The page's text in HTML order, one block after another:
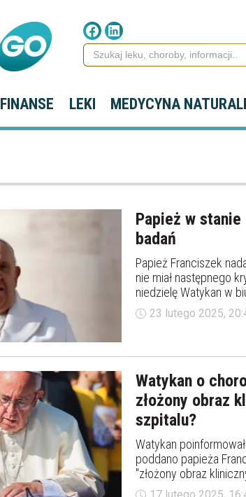
FINANSE LEKI MEDYCYNA
Papież w
badań
Papież Franciszek
nie miał następnego
niedzielę Watykan w
pobytu w szpitalu.
niewydolność nerek,
23 lutego 2025,
Watykan o
złożony obraz
szpitalu?
Watykan
poddano papieża
"złożony obraz
polimikrobiologiczną